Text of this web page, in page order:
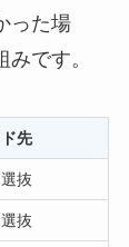
った場
です。
先
抜
抜